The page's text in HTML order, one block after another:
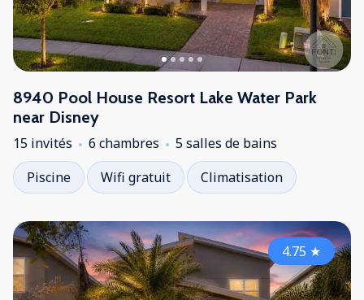
8940 Pool House Resort Lake Water Park
near Disney
15 invités 6 chambres
5 salles de bains
Piscine
Wifi gratuit Climatisation
4.75 ★